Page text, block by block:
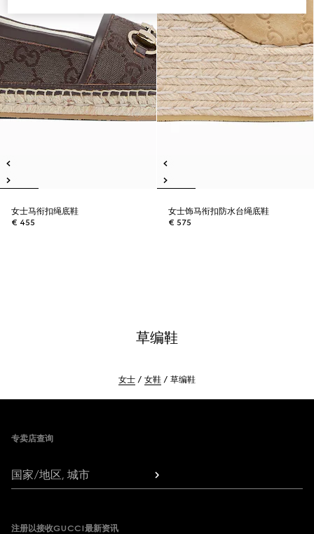
女士马衔扣绳底鞋
€ 455
女士饰马衔扣防水台绳底鞋
€ 575
草编鞋
女士 女鞋 草编鞋
专卖店查询
国家/地区, 城市
注册以接收GUCCI最新资讯